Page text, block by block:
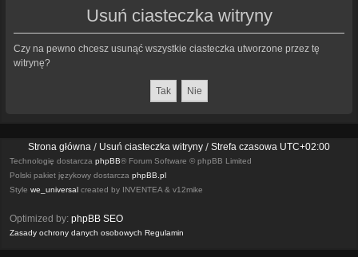
Usuń ciasteczka witryny
Czy na pewno chcesz usunąć wszystkie ciasteczka utworzone przez tę
witrynę?
Strona główna Usuń ciasteczka witryny Strefa czasowa UTC+02:00
Technologię dostarcza phpBB® Forum Software © phpBB Limited
Polski pakiet językowy dostarcza phpBB.pl
Style we_universal created by INVENTEA & v12mike
Optimized by: phpBB SEO
Zasady ochrony danych osobowych Regulamin